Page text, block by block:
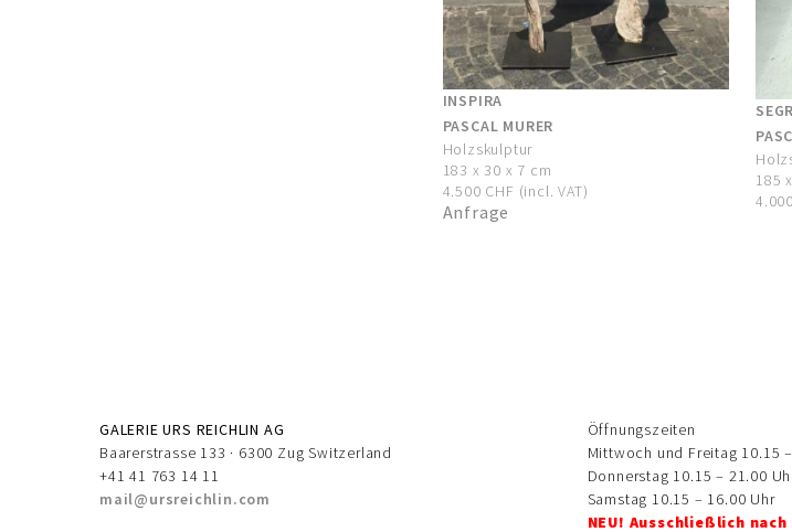
INSPIRA
PASCAL MURER
Holzskulptur
183 x 30 x 7 cm
4.500 CHF (incl. VAT)
Anfrage
185
GALERIE URS REICHLIN AG
Baarerstrasse 133 · 6300 Zug Switzerland
+41 41 763 14 11
mail@ursreichlin.com
Öffnungszeiten
Mittwoch und Freitag 10.15
Donnerstag 10.15 – 21.00
Samstag 10.15 – 16.00 Uhr
NEU! Ausschließlich nach